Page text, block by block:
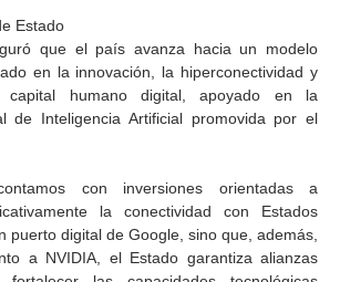
Estado
que el país avanza hacia un modelo
en la innovación, la hiperconectividad y
humano digital, apoyado en la
de Inteligencia Artificial promovida por el
con inversiones orientadas a
la conectividad con Estados
puerto digital de Google, sino que, además,
a NVIDIA, el Estado garantiza alianzas